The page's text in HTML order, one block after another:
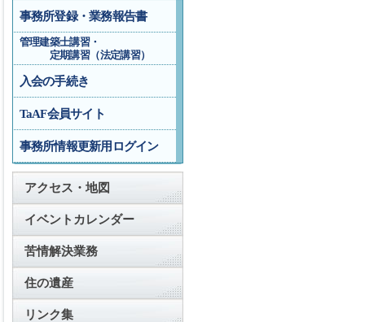
事務所登録・業務報告書
管理建築士講習・
定期講習（法定講習）
入会の手続き
TaAF会員サイト
事務所情報更新用ログイン
アクセス・地図
イベントカレンダー
苦情解決業務
住の遺産
リンク集